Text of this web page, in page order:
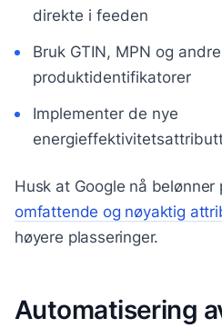
direkte i feeden
Bruk GTIN, MPN og
produktidentifikatorer
Implementer de nye
Husk at Google nå belønner
omfattende og nøyaktig
høyere plasseringer.
Automatisering